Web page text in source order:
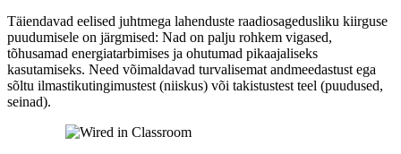
Täiendavad eelised juhtmega lahenduste raadiosagedusliku kiirguse
puudumisele on järgmised: Nad on palju rohkem vigased,
tõhusamad energiatarbimises ja ohutumad pikaajaliseks
kasutamiseks. Need võimaldavad turvalisemat andmeedastust ega
sõltu ilmastikutingimustest (niiskus) või takistustest teel (puudused,
seinad).